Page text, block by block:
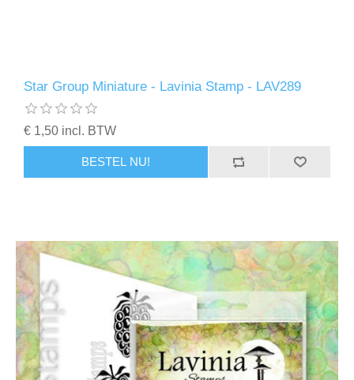
Star Group Miniature - Lavinia Stamp - LAV289
€ 1,50 incl. BTW
BESTEL NU!